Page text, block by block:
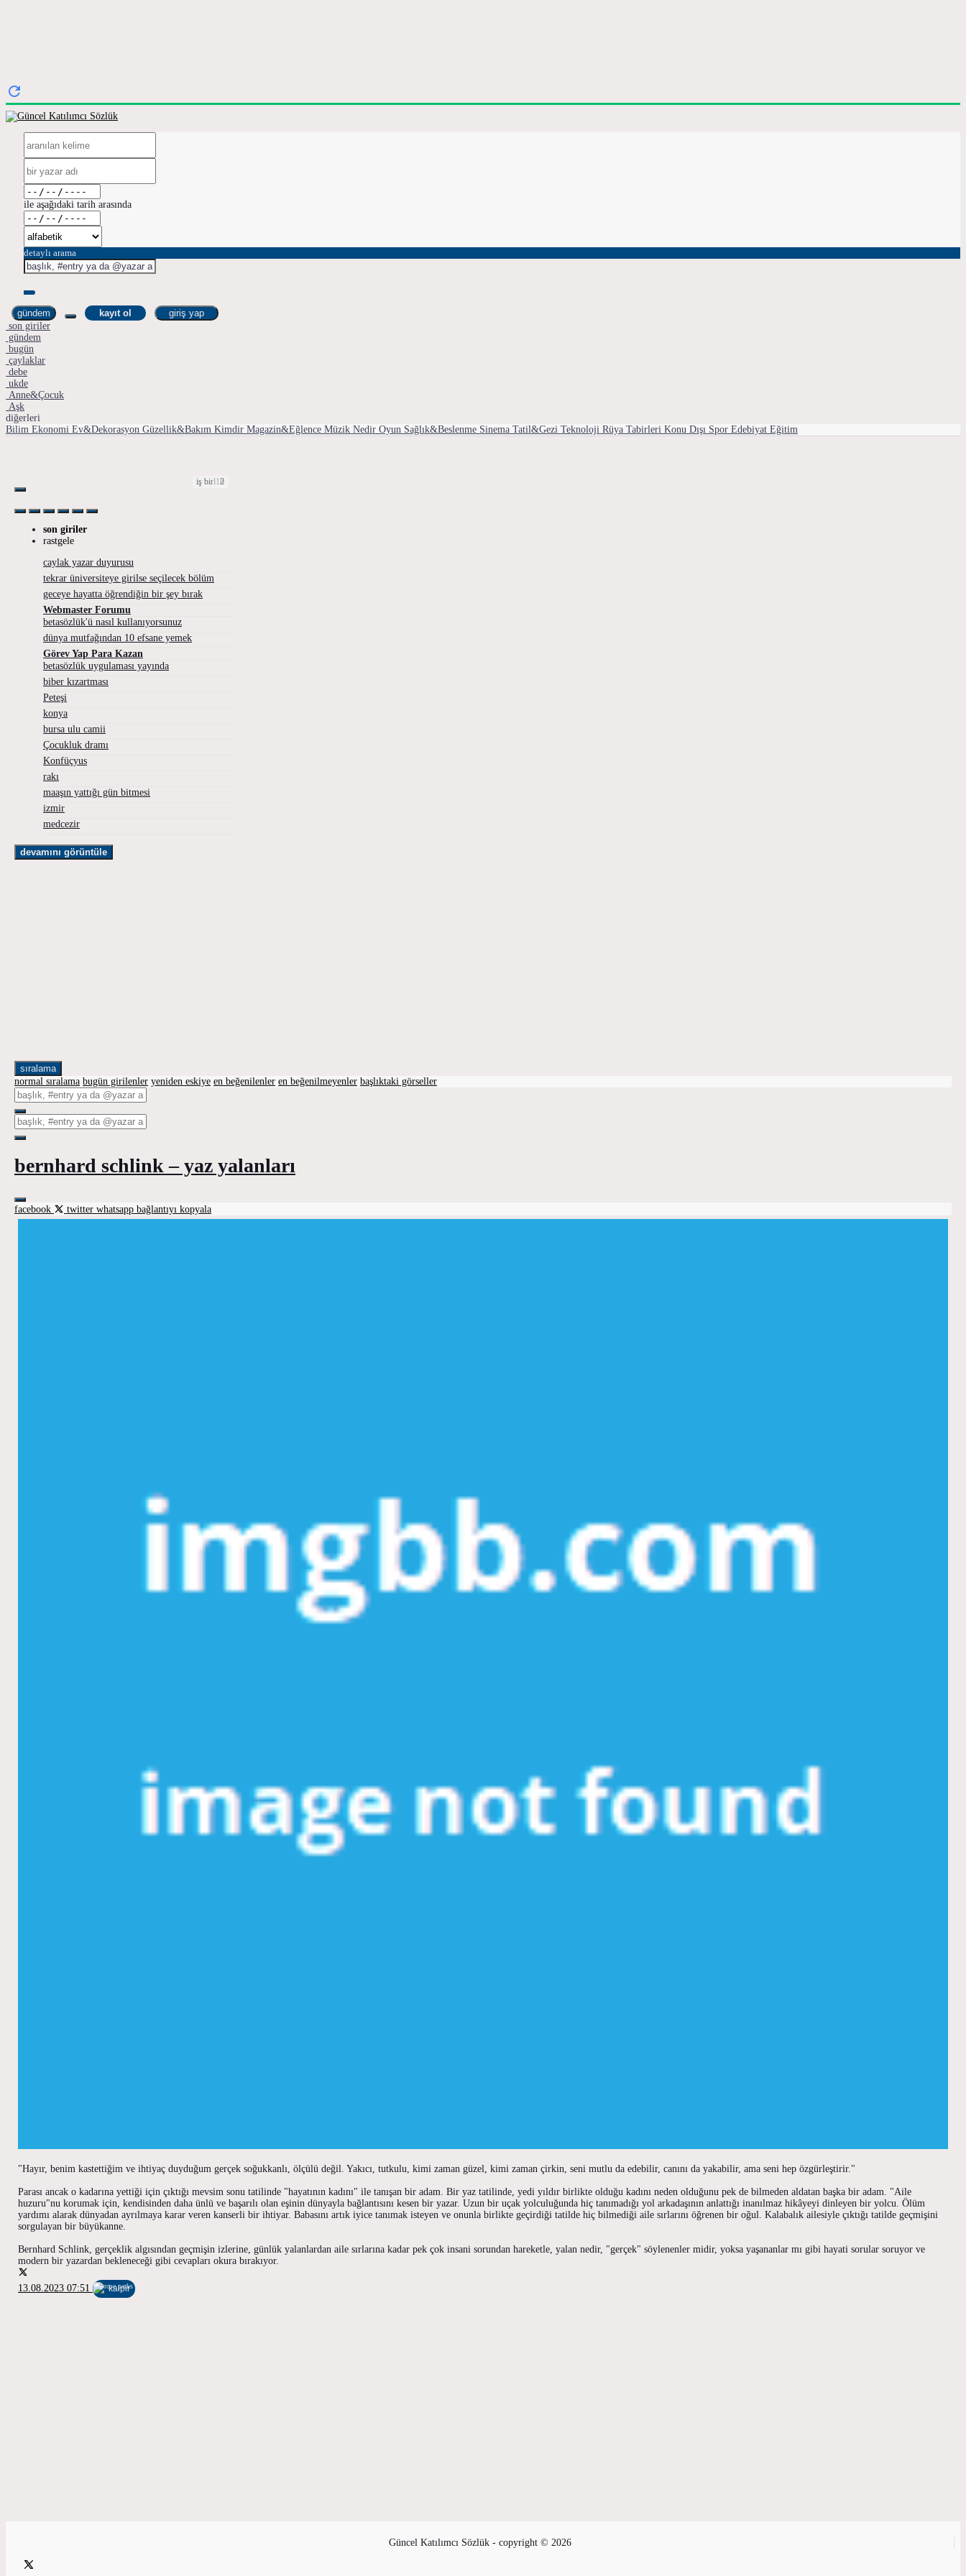
ile aşağıdaki tarih arasında
detaylı arama
gündem kayıt ol
giriş yap
son giriler
gündem
bugün
çaylaklar
debe
ukde
Anne&Çocuk
Aşk
diğerleri
Bilim Ekonomi Ev&Dekorasyon Güzellik&Bakım Kimdir Magazin&Eğlence Müzik Nedir Oyun Sağlık&Beslenme Sinema Tatil&Gezi Teknoloji Rüya Tabirleri Konu Dışı Spor Edebiyat Eğitim
son giriler
rastgele
caylak yazar duyurusu
1
tekrar üniversiteye girilse seçilecek bölüm
3
geceye hayatta öğrendiğin bir şey bırak
6
Webmaster Forumu
iş birliği
betasözlük'ü nasıl kullanıyorsunuz
13
dünya mutfağından 10 efsane yemek
3
Görev Yap Para Kazan
iş birliği
betasözlük uygulaması yayında
3
biber kızartması
6
Peteşi
2
konya
4
bursa ulu camii
5
Çocukluk dramı
2
Konfüçyus
2
rakı
3
maaşın yattığı gün bitmesi
3
izmir
10
medcezir
2
devamını görüntüle
sıralama
normal sıralama bugün girilenler yeniden eskiye en beğenilenler en beğenilmeyenler başlıktaki görseller
bernhard schlink – yaz yalanları
facebook twitter whatsapp bağlantıyı kopyala
"Hayır, benim kastettiğim ve ihtiyaç duyduğum gerçek soğukkanlı, ölçülü değil. Yakıcı, tutkulu, kimi zaman güzel, kimi zaman çirkin, seni mutlu da edebilir, canını da yakabilir, ama seni hep özgürleştirir."
Parası ancak o kadarına yettiği için çıktığı mevsim sonu tatilinde "hayatının kadını" ile tanışan bir adam. Bir yaz tatilinde, yedi yıldır birlikte olduğu kadını neden olduğunu pek de bilmeden aldatan başka bir adam. "Aile
huzuru"nu korumak için, kendisinden daha ünlü ve başarılı olan eşinin dünyayla bağlantısını kesen bir yazar. Uzun bir uçak yolculuğunda hiç tanımadığı yol arkadaşının anlattığı inanılmaz hikâyeyi dinleyen bir yolcu. Ölüm
yardımı alarak dünyadan ayrılmaya karar veren kanserli bir ihtiyar. Babasını artık iyice tanımak isteyen ve onunla birlikte geçirdiği tatilde hiç bilmediği aile sırlarını öğrenen bir oğul. Kalabalık ailesiyle çıktığı tatilde geçmişini
sorgulayan bir büyükanne.
Bernhard Schlink, gerçeklik algısından geçmişin izlerine, günlük yalanlardan aile sırlarına kadar pek çok insani sorundan hareketle, yalan nedir, "gerçek" söylenenler midir, yoksa yaşananlar mı gibi hayati sorular soruyor ve
modern bir yazardan bekleneceği gibi cevapları okura bırakıyor.
13.08.2023 07:51 kalpir
Güncel Katılımcı Sözlük - copyright © 2026